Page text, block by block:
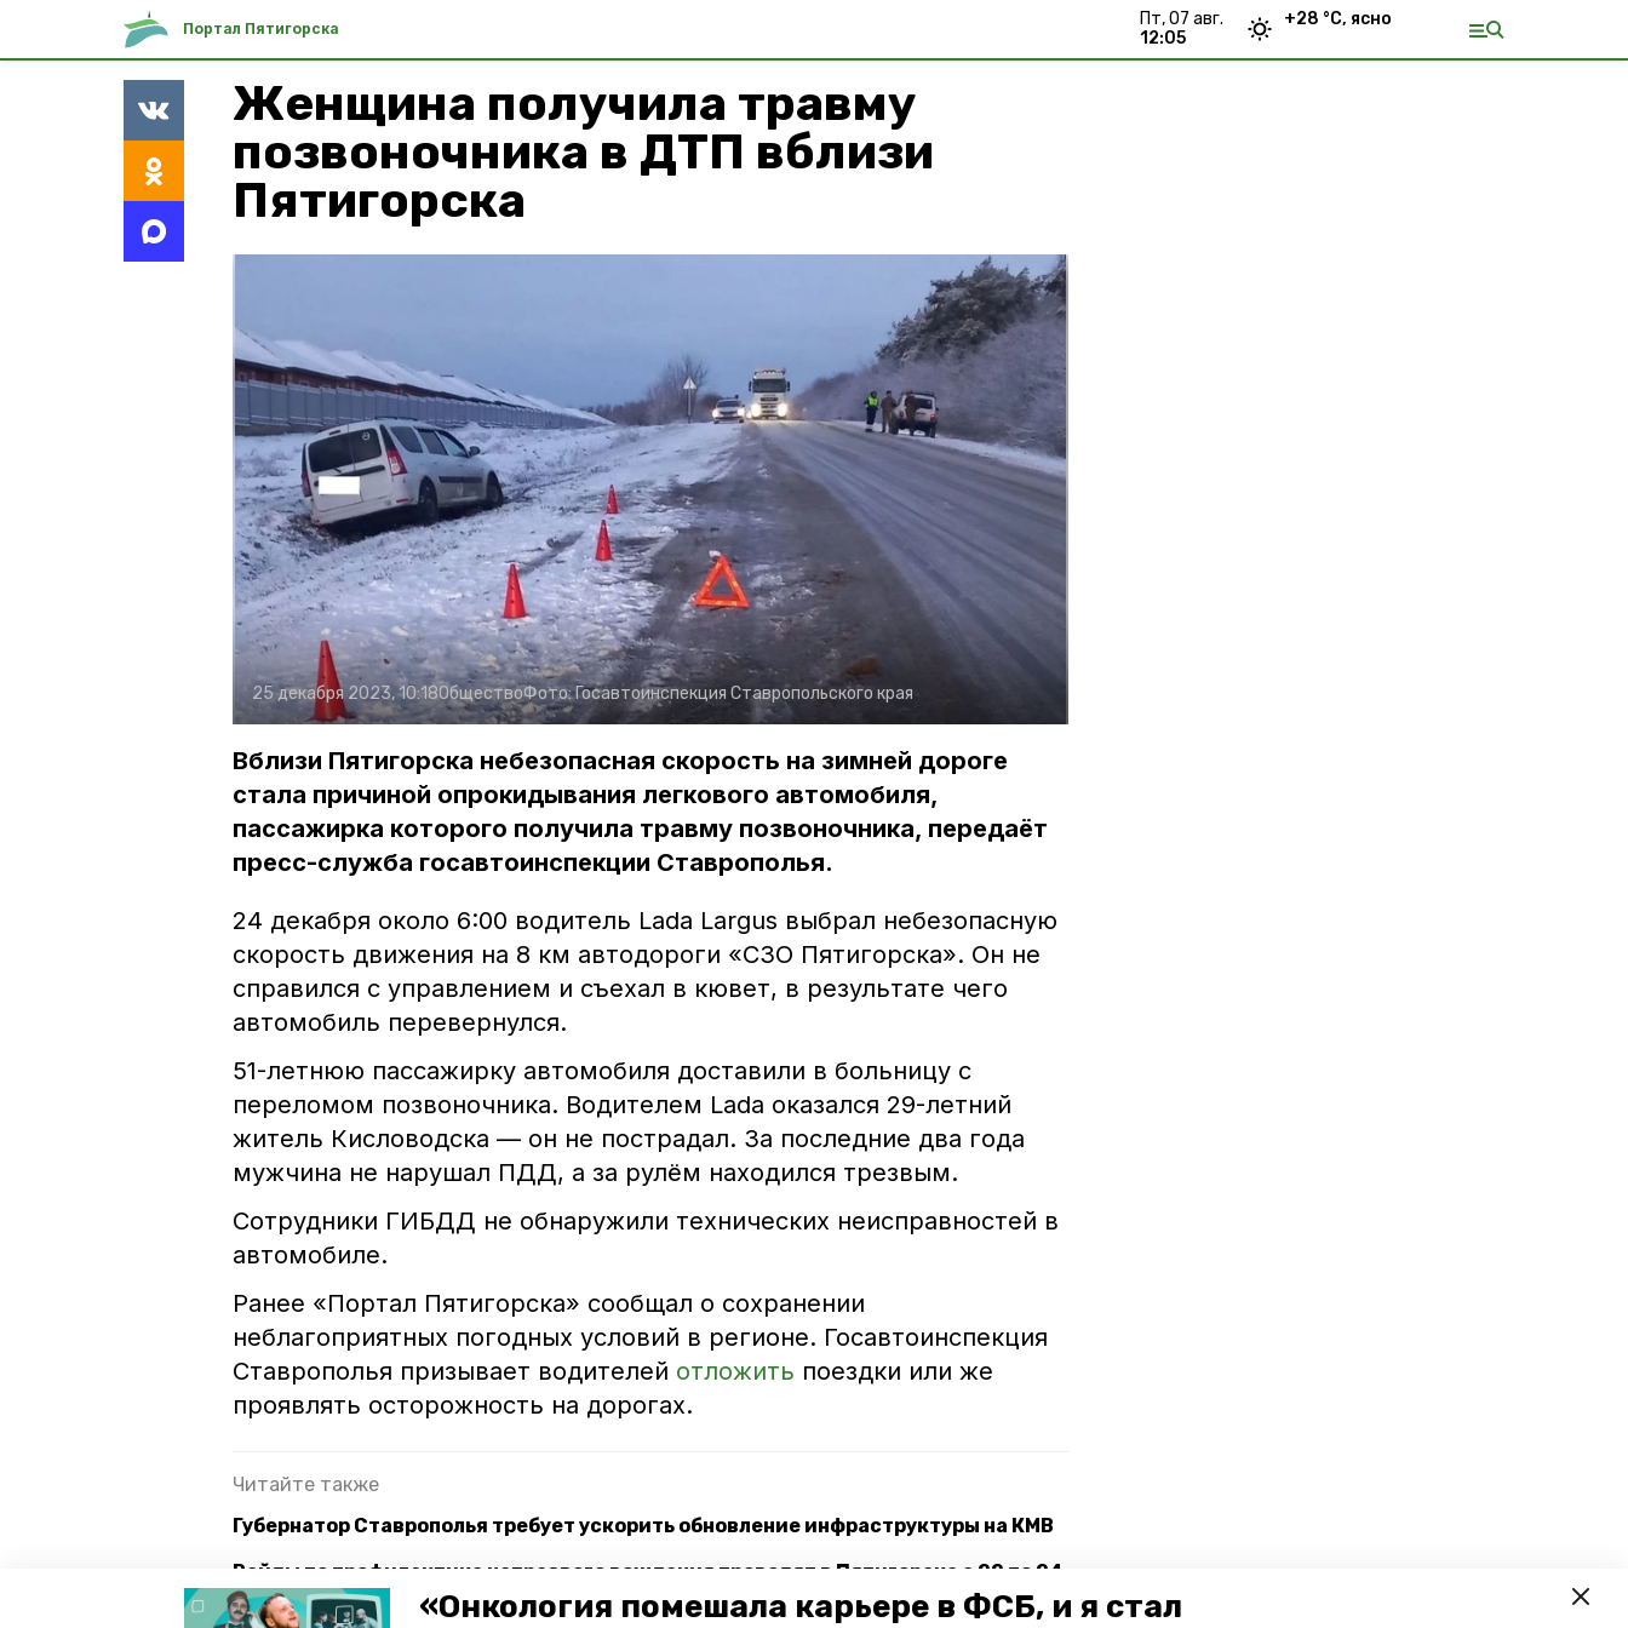
«Онкология помешала карьере в ФСБ, и я стал
Портал Пятигорска
пт, 07 авг.
12:05
+28 °С, ясно
Женщина получила травму
позвоночника в ДТП вблизи
Пятигорска
25 декабря 2023, 10:18ОбществоФото:Госавтоинспекция Ставропольского края
Вблизи Пятигорска небезопасная скорость на зимней дороге
стала причиной опрокидывания легкового автомобиля,
пассажирка которого получила травму позвоночника, передаёт
пресс-служба госавтоинспекции Ставрополья.
24 декабря около 6:00 водитель Lada Largus выбрал небезопасную
скорость движения на 8 км автодороги «СЗО Пятигорска». Он не
справился с управлением и съехал в кювет, в результате чего
автомобиль перевернулся.
51-летнюю пассажирку автомобиля доставили в больницу с
переломом позвоночника. Водителем Lada оказался 29-летний
житель Кисловодска — он не пострадал. За последние два года
мужчина не нарушал ПДД, а за рулём находился трезвым.
Сотрудники ГИБДД не обнаружили технических неисправностей в
автомобиле.
Ранее «Портал Пятигорска» сообщал о сохранении
неблагоприятных погодных условий в регионе. Госавтоинспекция
Ставрополья призывает водителей отложить поездки или же
проявлять осторожность на дорогах.
Читайте также
Губернатор Ставрополья требует ускорить обновление инфраструктуры на КМВ
Рейды по профилактике нетрезвого вождения проводят в Пятигорске с 22 по 24
декабря